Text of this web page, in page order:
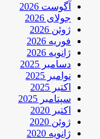
آگوست 2026
جولای 2026
ژوئن 2026
فوریه 2026
ژانویه 2026
دسامبر 2025
نوامبر 2025
اکتبر 2025
سپتامبر 2025
اکتبر 2020
ژوئن 2020
ژانویه 2020